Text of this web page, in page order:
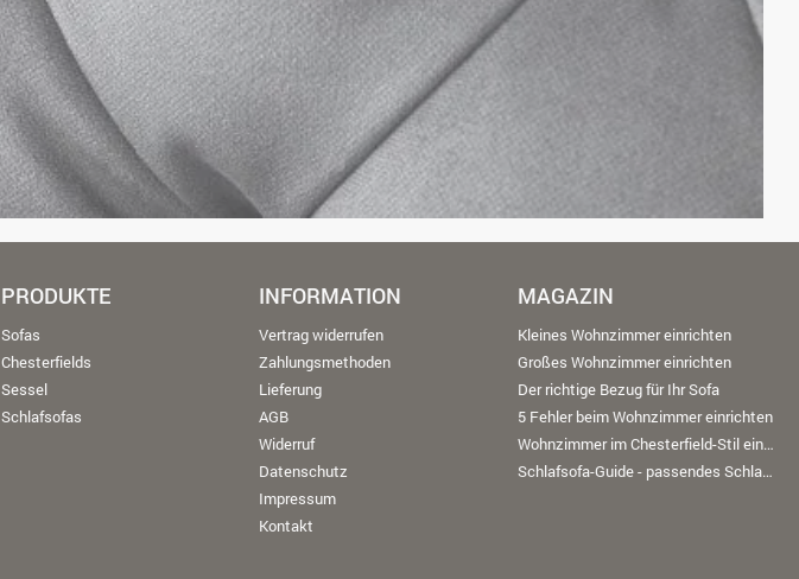
PRODUKTE
Sofas
Chesterfields
Sessel
Schlafsofas
INFORMATION
Vertrag widerrufen
Zahlungsmethoden
Lieferung
AGB
Widerruf
Datenschutz
Impressum
Kontakt
MAGAZIN
Kleines Wohnzimmer einrichten
Großes Wohnzimmer einrichten
Der richtige Bezug für Ihr Sofa
5 Fehler beim Wohnzimmer einrichten
Wohnzimmer im Chesterfield-Stil einrichten
Schlafsofa-Guide - passendes Schlafsofa finden